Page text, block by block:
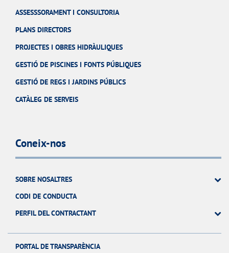
ASSESSSORAMENT I CONSULTORIA
PLANS DIRECTORS
PROJECTES I OBRES HIDRÀULIQUES
GESTIÓ DE PISCINES I FONTS PÚBLIQUES
GESTIÓ DE REGS I JARDINS PÚBLICS
CATÀLEG DE SERVEIS
Coneix-nos
SOBRE NOSALTRES
CODI DE CONDUCTA
PERFIL DEL CONTRACTANT
PORTAL DE TRANSPARÈNCIA